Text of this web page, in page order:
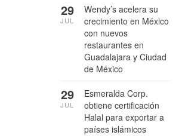
Wendy’s acelera su
crecimiento en México
con nuevos
restaurantes en
Guadalajara y Ciudad
de México
29
JUL
Esmeralda Corp.
obtiene certificación
Halal para exportar a
países islámicos
29
JUL